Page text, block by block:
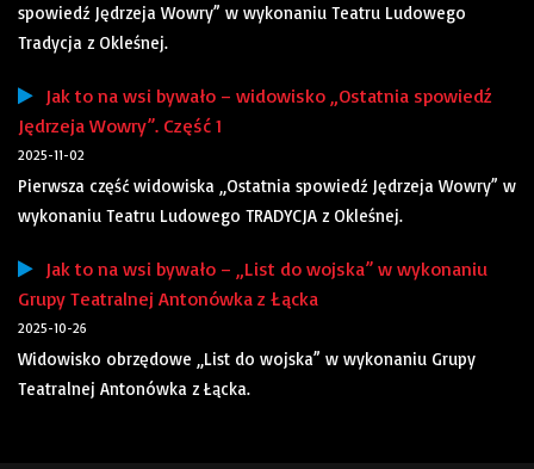
spowiedź Jędrzeja Wowry” w wykonaniu Teatru Ludowego
Tradycja z Okleśnej.
Jak to na wsi bywało – widowisko „Ostatnia spowiedź
Jędrzeja Wowry”. Część 1
2025-11-02
Pierwsza część widowiska „Ostatnia spowiedź Jędrzeja Wowry” w
wykonaniu Teatru Ludowego TRADYCJA z Okleśnej.
Jak to na wsi bywało – „List do wojska” w wykonaniu
Grupy Teatralnej Antonówka z Łącka
2025-10-26
Widowisko obrzędowe „List do wojska” w wykonaniu Grupy
Teatralnej Antonówka z Łącka.